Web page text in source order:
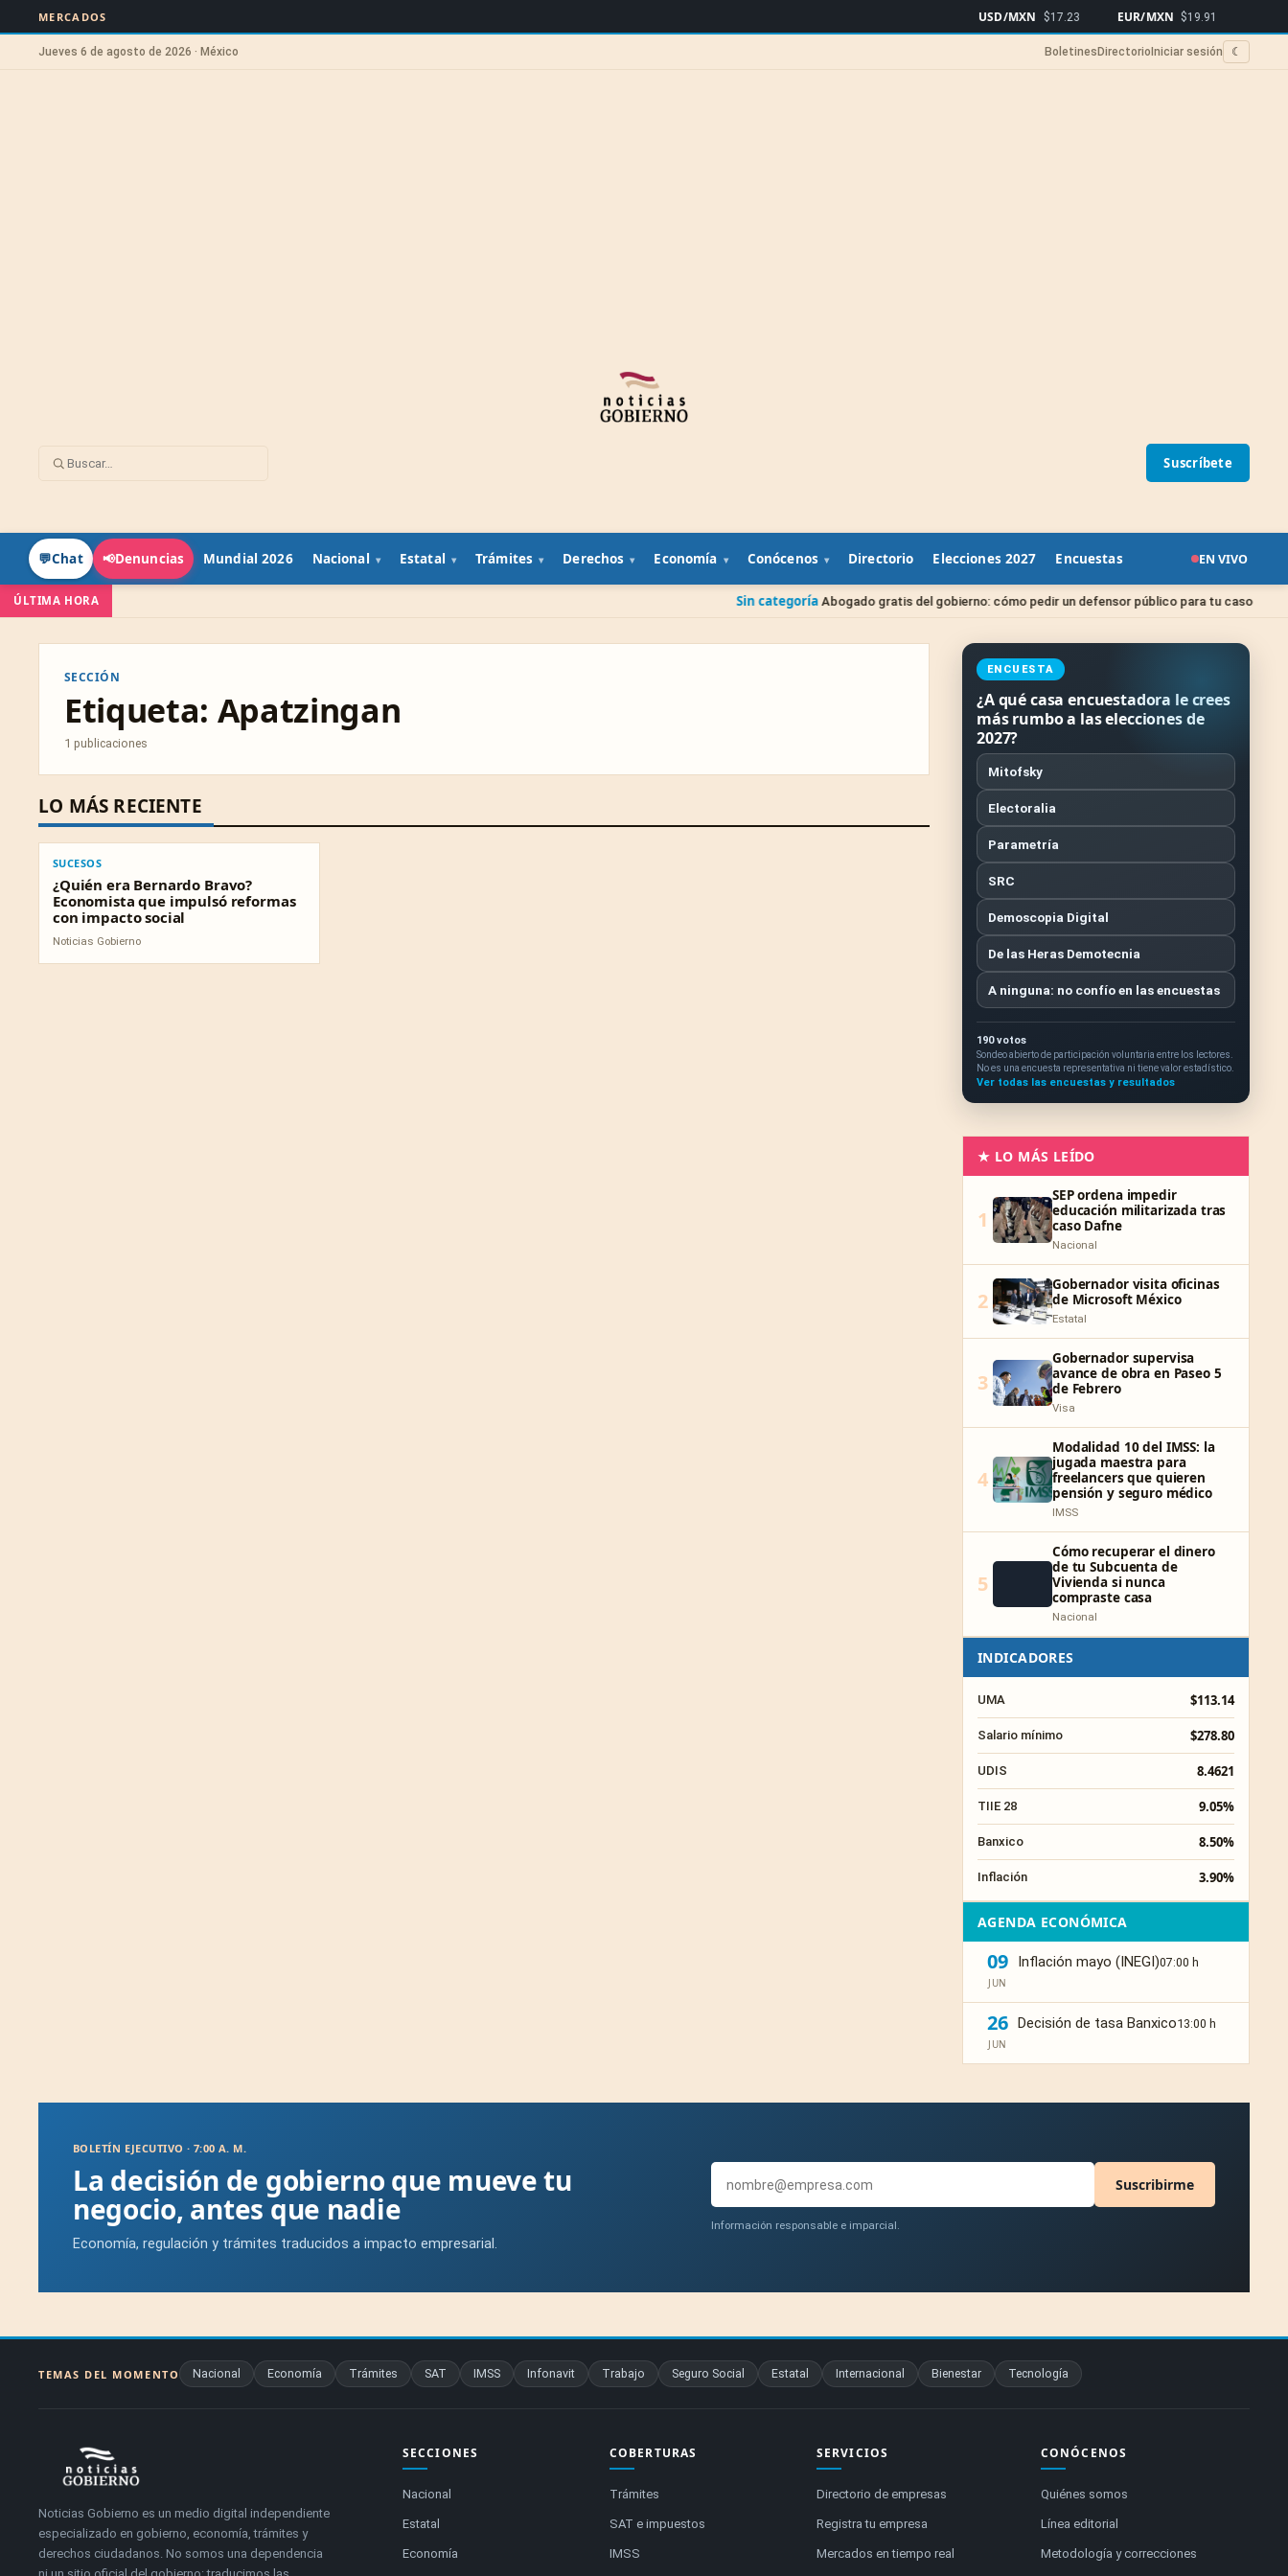
MERCADOS USD/MXN $17.23 EUR/MXN $19.91
Jueves 6 de agosto de 2026 · México Boletines Directorio Iniciar sesión ☾
Suscríbete
💬Chat 📢Denuncias Mundial 2026 Nacional Estatal Trámites Derechos Economía Conócenos Directorio Elecciones 2027 Encuestas EN VIVO
ÚLTIMA HORA Sin categoríaAbogado gratis del gobierno: cómo pedir un defensor público para tu caso Sin
SECCIÓN
Etiqueta: Apatzingan
1 publicaciones
LO MÁS RECIENTE
SUCESOS
¿Quién era Bernardo Bravo?
Economista que impulsó reformas
con impacto social
Noticias Gobierno
ENCUESTA
¿A qué casa encuestadora le crees
más rumbo a las elecciones de
2027?
Mitofsky
Electoralia
Parametría
SRC
Demoscopia Digital
De las Heras Demotecnia
A ninguna: no confío en las encuestas
190 votos
Sondeo abierto de participación voluntaria entre los lectores.
No es una encuesta representativa ni tiene valor estadístico.
Ver todas las encuestas y resultados
★ LO MÁS LEÍDO
1
SEP ordena impedir
educación militarizada tras
caso Dafne
Nacional
2
Gobernador visita oficinas
de Microsoft México
Estatal
3
Gobernador supervisa
avance de obra en Paseo 5
de Febrero
Visa
4
Modalidad 10 del IMSS: la
jugada maestra para
freelancers que quieren
pensión y seguro médico
IMSS
5
Cómo recuperar el dinero
de tu Subcuenta de
Vivienda si nunca
compraste casa
Nacional
INDICADORES
UMA $113.14
Salario mínimo $278.80
UDIS 8.4621
TIIE 28 9.05%
Banxico 8.50%
Inflación 3.90%
AGENDA ECONÓMICA
09
JUN
Inflación mayo (INEGI)07:00 h
26
JUN
Decisión de tasa Banxico13:00 h
BOLETÍN EJECUTIVO · 7:00 A. M.
La decisión de gobierno que mueve tu
negocio, antes que nadie
Economía, regulación y trámites traducidos a impacto empresarial.
Suscribirme
Información responsable e imparcial.
TEMAS DEL MOMENTO Nacional Economía Trámites SAT IMSS Infonavit Trabajo Seguro Social Estatal Internacional Bienestar Tecnología
Noticias Gobierno es un medio digital independiente
especializado en gobierno, economía, trámites y
derechos ciudadanos. No somos una dependencia
SECCIONES
Nacional
Estatal
Economía
COBERTURAS
Trámites
SAT e impuestos
IMSS
SERVICIOS
Directorio de empresas
Registra tu empresa
Mercados en tiempo real
CONÓCENOS
Quiénes somos
Línea editorial
Metodología y correcciones